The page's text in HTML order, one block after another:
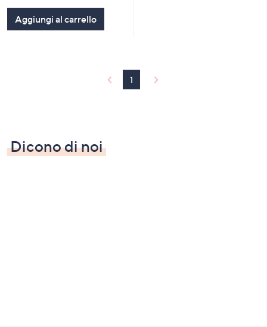
Aggiungi al carrello
1
Dicono di noi